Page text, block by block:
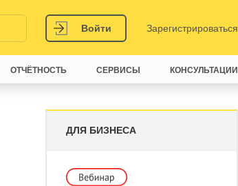
Войти Зарегистрироваться
ДЛЯ БИЗНЕСА
ОТЧЁТНОСТЬ СЕРВИСЫ КОНСУЛЬТАЦИИ